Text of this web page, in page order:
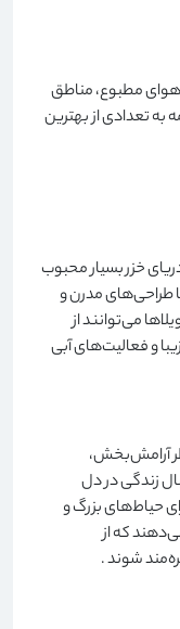
هوای مطبوع، مناطق
به تعدادی از بهترین
خزر بسیار محبوب
طراحی‌های مدرن و
می‌توانند از
و فعالیت‌های آبی
آرامش‌بخش،
زندگی در دل
حیاط‌های بزرگ و
که از
شوند.